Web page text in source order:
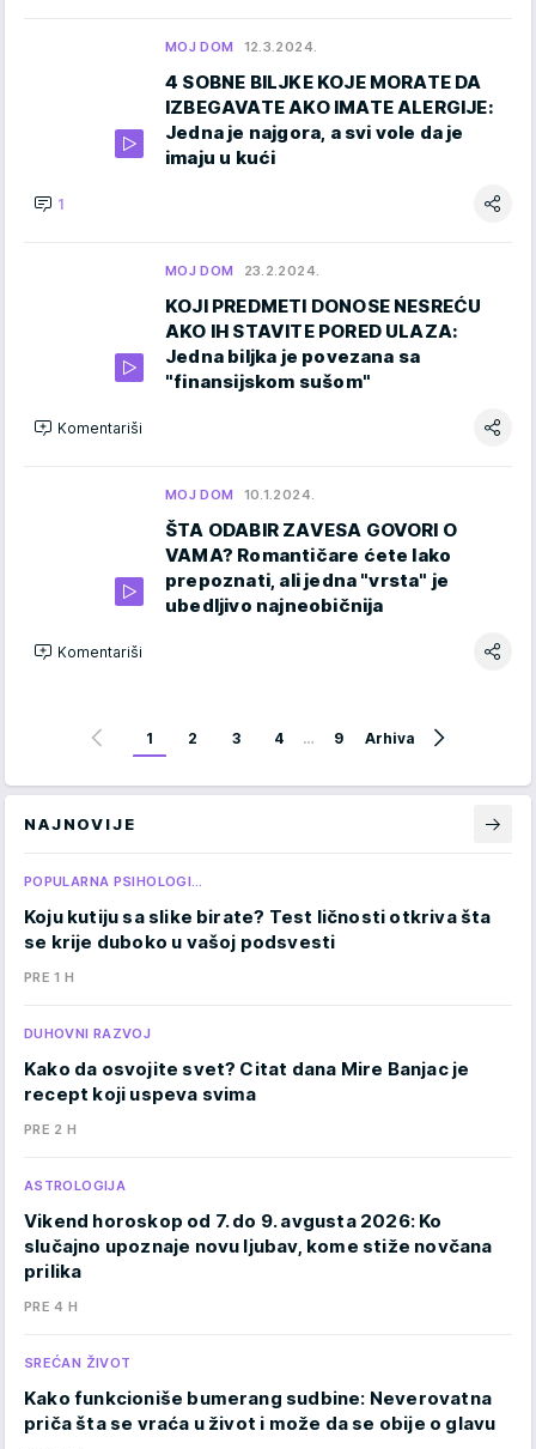
MOJ DOM 12.3.2024.
4 SOBNE BILJKE KOJE MORATE DA
IZBEGAVATE AKO IMATE ALERGIJE:
Jedna je najgora, a svi vole da je
imaju u kući
1
MOJ DOM 23.2.2024.
KOJI PREDMETI DONOSE NESREĆU
AKO IH STAVITE PORED ULAZA:
Jedna biljka je povezana sa
"finansijskom sušom"
Komentariši
MOJ DOM 10.1.2024.
ŠTA ODABIR ZAVESA GOVORI O
VAMA? Romantičare ćete lako
prepoznati, ali jedna "vrsta" je
ubedljivo najneobičnija
Komentariši
1 2 3 4 … 9 Arhiva
NAJNOVIJE
POPULARNA PSIHOLOGI…
Koju kutiju sa slike birate? Test ličnosti otkriva šta
se krije duboko u vašoj podsvesti
PRE 1 H
DUHOVNI RAZVOJ
Kako da osvojite svet? Citat dana Mire Banjac je
recept koji uspeva svima
PRE 2 H
ASTROLOGIJA
Vikend horoskop od 7. do 9. avgusta 2026: Ko
slučajno upoznaje novu ljubav, kome stiže novčana
prilika
PRE 4 H
SREĆAN ŽIVOT
Kako funkcioniše bumerang sudbine: Neverovatna
priča šta se vraća u život i može da se obije o glavu